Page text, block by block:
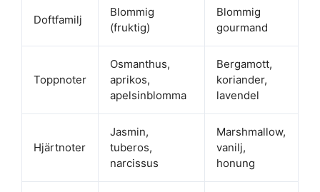
Doftfamilj
Blommig
(fruktig)
Blommig
gourmand
Toppnoter
Osmanthus,
aprikos,
apelsinblomma
Bergamott,
koriander,
lavendel
Hjärtnoter
Jasmin,
tuberos,
narcissus
Marshmallow,
vanilj,
honung